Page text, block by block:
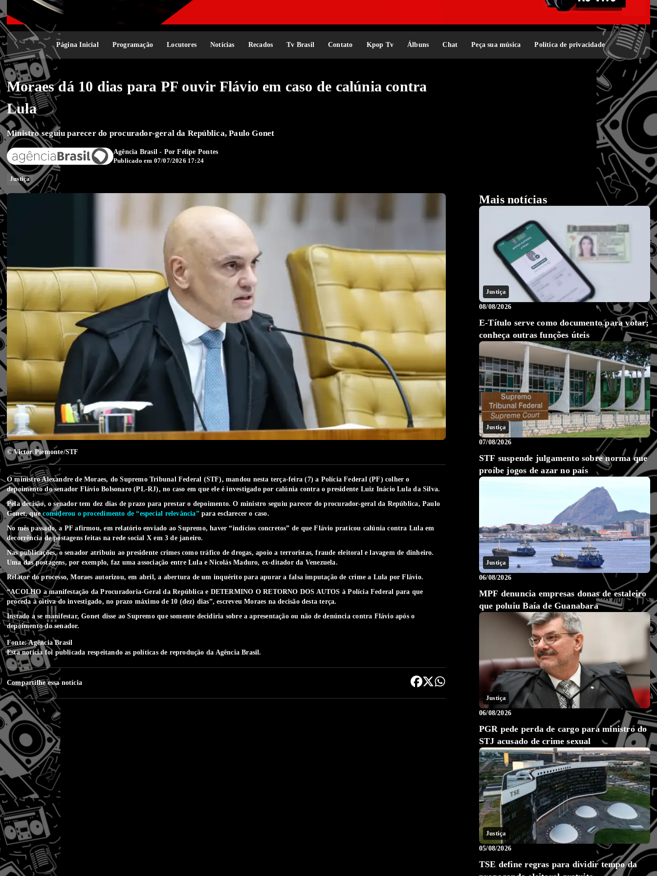
Página Inicial Programação Locutores Notícias Recados Tv Brasil Contato Kpop Tv Álbuns Chat Peça sua música Política de privacidade
Moraes dá 10 dias para PF ouvir Flávio em caso de calúnia contra
Lula
Ministro seguiu parecer do procurador-geral da República, Paulo Gonet
Agência Brasil - PorFelipe Pontes
Publicado em 07/07/2026 17:24
Justiça
© Victor Piemonte/STF
O ministro Alexandre de Moraes, do Supremo Tribunal Federal (STF), mandou nesta terça-feira (7) a Polícia Federal (PF) colher o
depoimento do senador Flávio Bolsonaro (PL-RJ), no caso em que ele é investigado por calúnia contra o presidente Luiz Inácio Lula da Silva.
Pela decisão, o senador tem dez dias de prazo para prestar o depoimento. O ministro seguiu parecer do procurador-geral da República, Paulo
Gonet, queconsiderou o procedimento de “especial relevância”para esclarecer o caso.
No mês passado, a PF afirmou, em relatório enviado ao Supremo, haver “indícios concretos” de que Flávio praticou calúnia contra Lula em
decorrência de postagens feitas na rede social X em 3 de janeiro.
Nas publicações, o senador atribuiu ao presidente crimes como tráfico de drogas, apoio a terroristas, fraude eleitoral e lavagem de dinheiro.
Uma das postagens, por exemplo, faz uma associação entre Lula e Nicolás Maduro, ex-ditador da Venezuela.
Relator do processo,Moraes autorizou, em abril, a abertura de um inquérito para apurar a falsa imputação de crime a Lula por Flávio.
“ACOLHO a manifestação da Procuradoria-Geral da República e DETERMINO O RETORNO DOS AUTOS à Polícia Federal para que
proceda à oitiva do investigado, no prazo máximo de 10 (dez) dias”, escreveu Moraes na decisão desta terça.
Instado a se manifestar,Gonet disse ao Supremo que somente decidiria sobre a apresentação ou não de denúncia contra Flávio após o
depoimento do senador.
Fonte: Agência Brasil
Esta notícia foi publicada respeitando as políticas de reprodução da Agência Brasil.
Compartilhe essa notícia
Mais notícias
Justiça
08/08/2026
E-Título serve como documento para votar;
conheça outras funções úteis
Justiça
07/08/2026
STF suspende julgamento sobre norma que
proíbe jogos de azar no país
Justiça
06/08/2026
MPF denuncia empresas donas de estaleiro
que poluiu Baía de Guanabara
Justiça
06/08/2026
PGR pede perda de cargo para ministro do
STJ acusado de crime sexual
Justiça
05/08/2026
TSE define regras para dividir tempo da